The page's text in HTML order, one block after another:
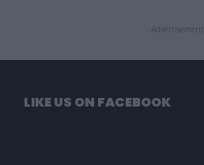
- Advertisement -
LIKE US ON FACEBOOK